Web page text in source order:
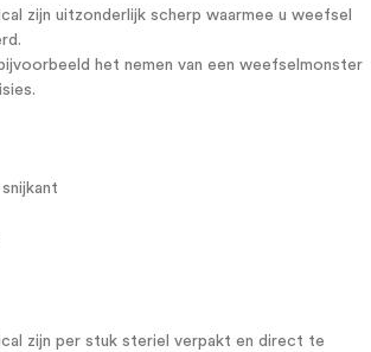
zijn uitzonderlijk scherp waarmee u weefsel
het nemen van een weefselmonster
zijn per stuk steriel verpakt en direct te